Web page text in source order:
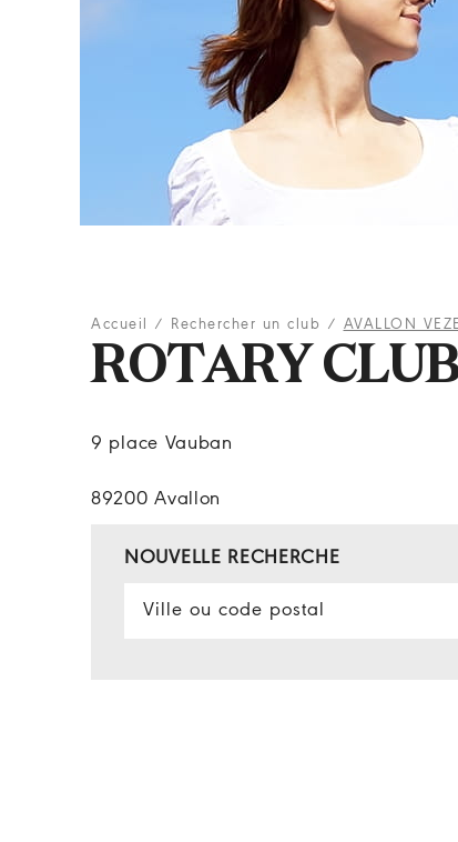
Accueil / Rechercher un club / AVALLON
ROTARY
9 place Vauban
89200 Avallon
NOUVELLE RECHERCHE